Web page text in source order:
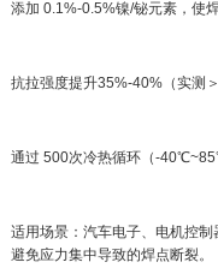
添加 0.1%-0.5%镍/铋元素，使
抗拉强度提升35%-40%（实测
通过 500次冷热循环（-
适用场景：汽车电子、电机控制
避免应力集中导致的焊点断裂。